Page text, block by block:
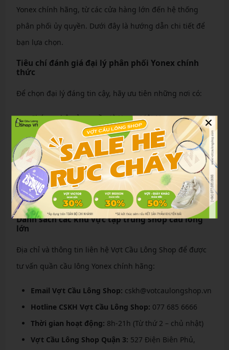
Yonex chính hãng, từ các cửa hàng lớn đến hệ thống
phân phối ủy quyền. Dưới đây là hướng dẫn chi tiết để
bạn lựa chọn.
Tiêu chí đánh giá đại lý phân phối Yonex chính
thức
Để chọn đại lý đáng tin cậy, hãy ưu tiên những nơi có:
Chứng nhận ủy quyền từ Yonex Việt Nam.
Đa dạng mẫu mã và size đầy đủ.
Chính sách bảo hành rõ ràng, ít nhất 6 tháng.
Đánh giá cao từ khách hàng trên các nền tảng như
Google hoặc Facebook.
Hỗ trợ tư vấn miễn phí và dịch vụ hậu mãi tốt.
Danh sách các khu vực tập trung shop cầu lông
lớn
Địa chỉ và thông tin liên hệ Vợt Cầu Lông Shop để được
tư vấn quần cầu lông Yonex chính hãng:
Email Vợt Cầu Lông Shop: cskh@votcaulongshop.vn
Hotline CSKH Vợt Cầu Lông Shop: 077 685 6666
Thời gian hoạt động: 8h-21h (Từ thứ 2 – chủ nhật)
Vợt Cầu Lông Shop Quận 3: 527 Điện Biên Phủ,
×